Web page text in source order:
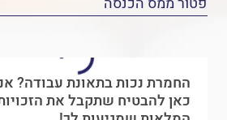
החמרת נכות בתאונת עבודה?
כאן להבטיח שתקבל את
המלאות שמגיעות לך!